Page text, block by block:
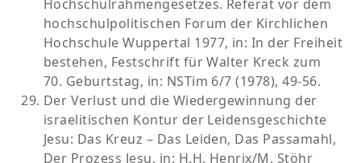
Hochschulrahmengesetzes. Referat vor dem
hochschulpolitischen Forum der Kirchlichen
Hochschule Wuppertal 1977, in: In der Freiheit
bestehen, Festschrift für Walter Kreck zum
70. Geburtstag, in: NSTim 6/7 (1978), 49-56.
Der Verlust und die Wiedergewinnung der
israelitischen Kontur der Leidensgeschichte
Jesu: Das Kreuz – Das Leiden, Das Passamahl,
Der Prozess Jesu, in: H.H. Henrix/M. Stöhr